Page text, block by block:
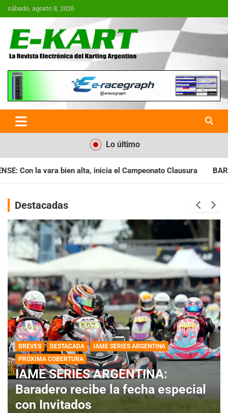
Saltar
al
sábado, agosto 8, 2026
E-Kart.com.ar | La Revista
Electrónica del Karting en
Argentina
Lo último
Campeonato Clausura BARILOCHENSE: Preparan una
Destacadas
BREVES DESTACADA
IAME SERIES ARGENTINA
PRÓXIMA COBERTURA
IAME SERIES ARGENTINA:
Baradero recibe la fecha especial
con Invitados